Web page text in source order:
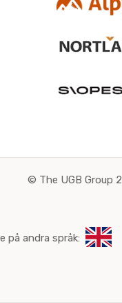
© The UGB Group
på andra språk: